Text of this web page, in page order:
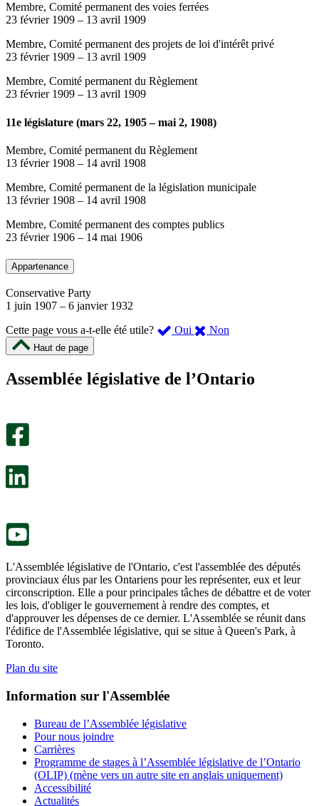
Membre, Comité permanent des voies ferrées
23 février 1909 – 13 avril 1909
Membre, Comité permanent des projets de loi d'intérêt privé
23 février 1909 – 13 avril 1909
Membre, Comité permanent du Règlement
23 février 1909 – 13 avril 1909
11e législature (mars 22, 1905 – mai 2, 1908)
Membre, Comité permanent du Règlement
13 février 1908 – 14 avril 1908
Membre, Comité permanent de la législation municipale
13 février 1908 – 14 avril 1908
Membre, Comité permanent des comptes publics
23 février 1906 – 14 mai 1906
Appartenance
Conservative Party
1 juin 1907 – 6 janvier 1932
Cette page vous a-t-elle été utile?
Oui ,
été
Non
m’a
Haut de page
Assemblée législative de l’Ontario
L'Assemblée législative de l'Ontario, c'est l'assemblée des députés
provinciaux élus par les Ontariens pour les représenter, eux et leur
circonscription. Elle a pour principales tâches de débattre et de voter
les lois, d'obliger le gouvernement à rendre des comptes, et
d'approuver les dépenses de ce dernier. L'Assemblée se réunit dans
l'édifice de l'Assemblée législative, qui se situe à Queen's Park, à
Toronto.
Plan du site
Information sur l'Assemblée
Bureau de l’Assemblée législative
Pour nous joindre
Carrières
Programme de stages à l’Assemblée législative de l’Ontario
(OLIP) (mène vers un autre site en anglais uniquement)
Accessibilité
Actualités